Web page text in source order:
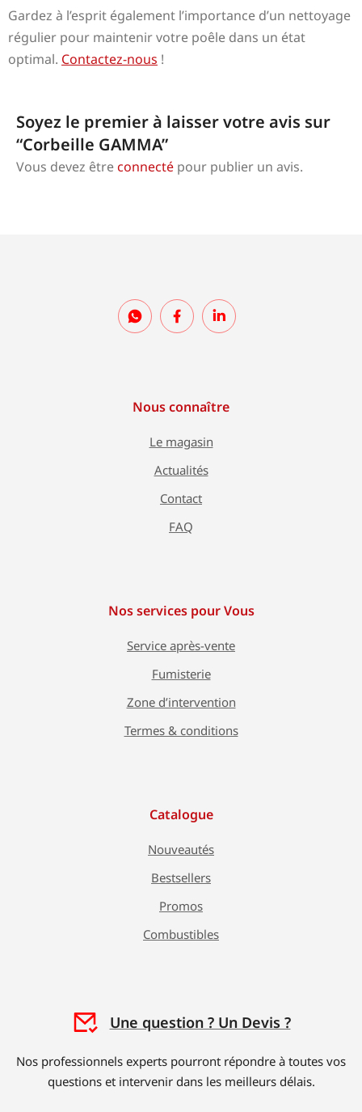
Gardez à l’esprit également l’importance d’un nettoyage
régulier pour maintenir votre poêle dans un état
optimal. Contactez-nous !
Soyez le premier à laisser votre avis sur
“Corbeille GAMMA”
Vous devez être connecté pour publier un avis.
Nous connaître
Le magasin
Actualités
Contact
FAQ
Nos services pour Vous
Service après-vente
Fumisterie
Zone d’intervention
Termes & conditions
Catalogue
Nouveautés
Bestsellers
Promos
Combustibles
Une question ? Un Devis ?
Nos professionnels experts pourront répondre à toutes vos
questions et intervenir dans les meilleurs délais.